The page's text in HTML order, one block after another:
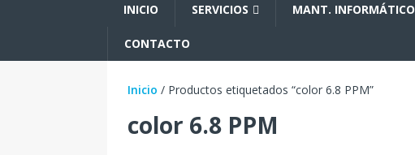
INICIO SERVICIOS MANT. INFORMÁTICO
CONTACTO
Inicio / Productos etiquetados “color 6.8 PPM”
color 6.8 PPM